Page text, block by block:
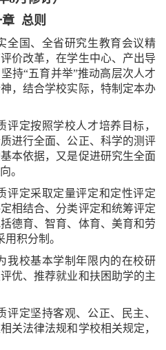
总则
国、全省研究生教育会议精
价改革，在学生中心、产出导
持“五育并举”推动高层次人才
，结合学校实际，特制定本办
定按照学校人才培养目标，
进行全面、公正、科学的测评
本依据，又是促进研究生全面
。
定采取定量评定和定性评定
相结合、分类评定和统筹评定
德育、智育、体育、美育和劳
积分制。
校基本学制年限内的在校研
优、推荐就业和扶困助学的主
定坚持客观、公正、民主、
关法律法规和学校相关规定，